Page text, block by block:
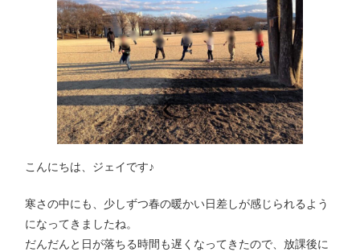
こんにちは、ジェイです♪
寒さの中にも、少しずつ春の暖かい日差しが感じられるよう
になってきましたね。
だんだんと日が落ちる時間も遅くなってきたので、放課後に